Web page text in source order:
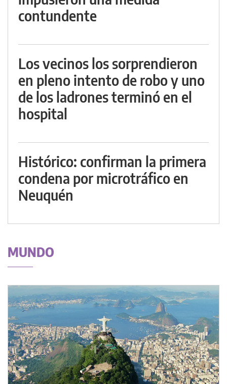
contundente
Los vecinos los sorprendieron
en pleno intento de robo y uno
de los ladrones terminó en el
hospital
Histórico: confirman la primera
condena por microtráfico en
Neuquén
MUNDO